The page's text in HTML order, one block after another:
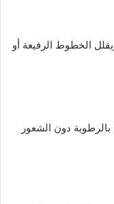
الخطوط الرفيعة أو
دون الشعور